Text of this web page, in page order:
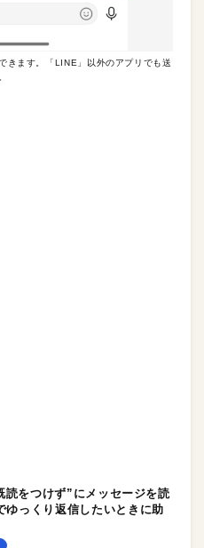
きます。「LINE」以外のアプリでも送
読をつけず”にメッセージを読
ゆっくり返信したいときに助